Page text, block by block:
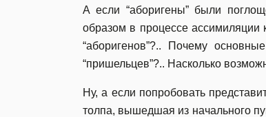
А если “аборигены” были
образом в процессе ассимиляции
“аборигенов”?.. Почему
“пришельцев”?.. Насколько
Ну, а если попробовать
толпа, вышедшая из начального